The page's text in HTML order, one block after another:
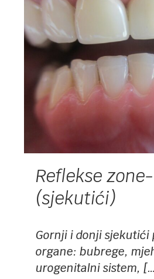
Reflekse
(sjekutići)
Gornji i donji sjekutići
organe: bubrege,
urogenitalni sistem,